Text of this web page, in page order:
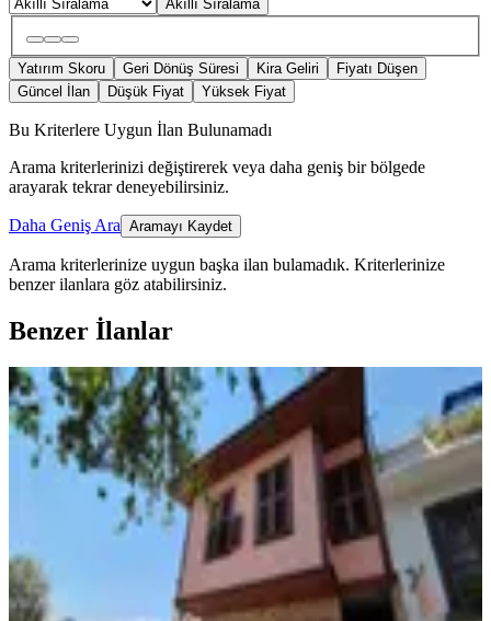
Akıllı Sıralama
Yatırım Skoru Geri Dönüş Süresi Kira Geliri
Fiyatı Düşen
Güncel İlan
Düşük Fiyat Yüksek Fiyat
Bu Kriterlere Uygun İlan Bulunamadı
Arama kriterlerinizi değiştirerek veya daha geniş bir bölgede
arayarak tekrar deneyebilirsiniz.
Daha Geniş Ara Aramayı Kaydet
Arama kriterlerinize uygun başka ilan bulamadık. Kriterlerinize
benzer ilanlara göz atabilirsiniz.
Benzer İlanlar
Tarihi Kaleiçinde Müstakil 2 Katlı
Kısmi Yapılı Ev
Muratpaşa, Kılınçarslan Mahallesi
1+1·70 m²·21.07.2026
18.750.000 ₺